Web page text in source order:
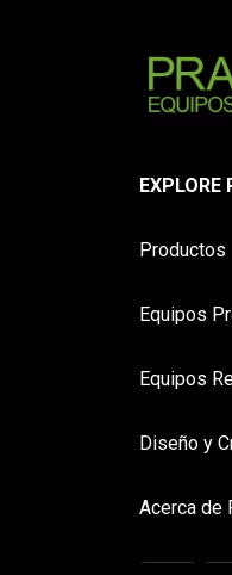
EXPLORE
Productos
Equipos
Equipos
Diseño y
Acerca de